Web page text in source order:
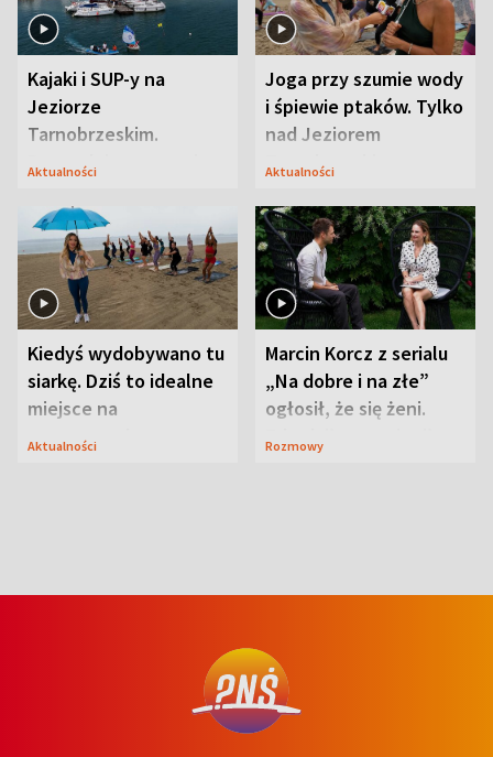
Kajaki i SUP-y na
Jeziorze
Tarnobrzeskim.
Przyrodnicy zwracają
Aktualności
Joga przy szumie wody
i śpiewie ptaków. Tylko
nad Jeziorem
Tarnobrzeskim
Aktualności
Kiedyś wydobywano tu
siarkę. Dziś to idealne
miejsce na
wypoczynek
Aktualności
Marcin Korcz z serialu
„Na dobre i na złe”
ogłosił, że się żeni.
Zdradził, co zmienił
Rozmowy